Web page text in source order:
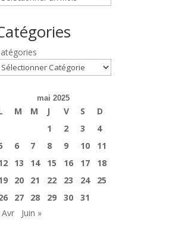
mai 2025
M M J V S
D
1
2 3
4
6 7 8 9 10
11
13 14 15 16 17
18
20 21 22 23 24
25
27 28 29 30
31
Avr
Juin »